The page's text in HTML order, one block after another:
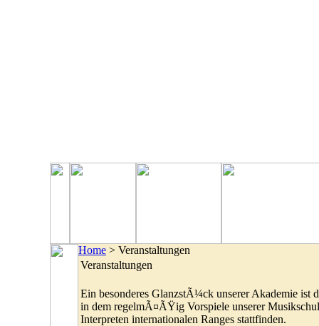
Home > Veranstaltungen
Veranstaltungen
Ein besonderes GlanzstÃ¼ck unserer Akademie ist
in dem regelmÃ¤ÃŸig Vorspiele unserer
Interpreten internationalen Ranges stattfinden.